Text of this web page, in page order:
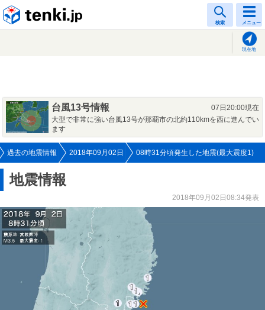
検索 メニュー
現在地
台風13号情報
07日20:00現在
大型で非常に強い台風13号が那覇市の北約110kmを西に進んでい
ます
過去の地震情報 2018年09月02日 08時31分頃発生した地震(最大震度1)
地震情報
2018年09月02日08:34発表